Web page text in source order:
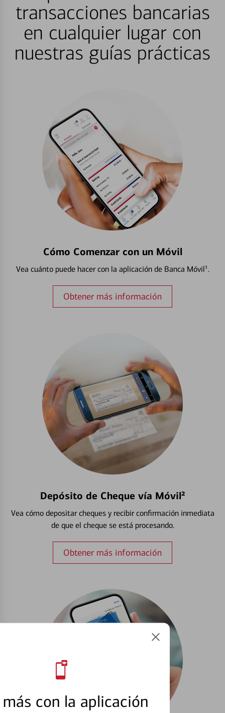
con la aplicación
transacciones bancarias
en cualquier lugar con
nuestras guías prácticas
Cómo Comenzar con un Móvil
Vea cuánto puede hacer con la aplicación de Banca Móvil¹.
Obtener más información
Depósito de Cheque vía Móvil²
Vea cómo depositar cheques y recibir confirmación inmediata
de que el cheque se está procesando.
Obtener más información